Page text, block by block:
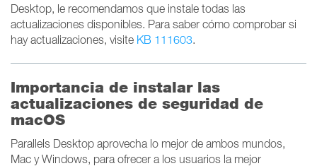
Desktop, le recomendamos que instale todas las
actualizaciones disponibles. Para saber cómo comprobar si
hay actualizaciones, visite KB 111603.
Importancia de instalar las
actualizaciones de seguridad de
macOS
Parallels Desktop aprovecha lo mejor de ambos mundos,
Mac y Windows, para ofrecer a los usuarios la mejor